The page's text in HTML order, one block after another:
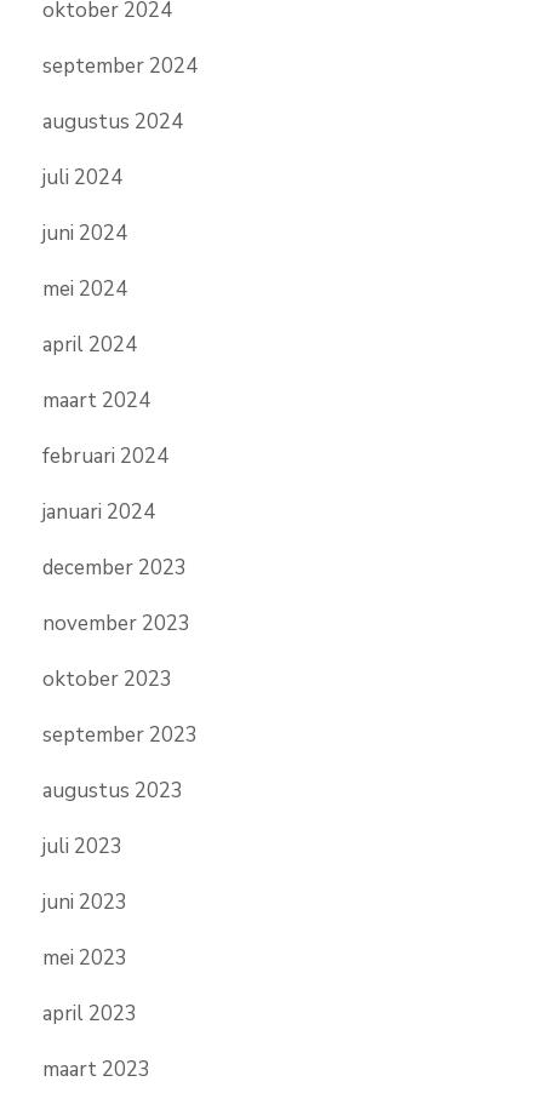
oktober 2024
september 2024
augustus 2024
juli 2024
juni 2024
mei 2024
april 2024
maart 2024
februari 2024
januari 2024
december 2023
november 2023
oktober 2023
september 2023
augustus 2023
juli 2023
juni 2023
mei 2023
april 2023
maart 2023